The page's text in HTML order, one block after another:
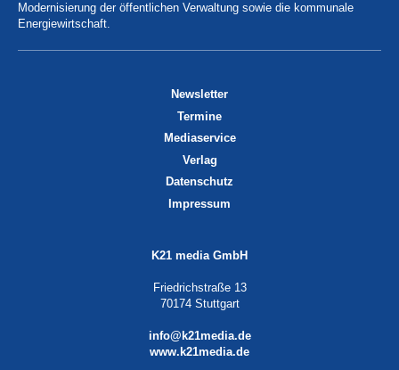
Modernisierung der öffentlichen Verwaltung sowie die kommunale
Energiewirtschaft.
Newsletter
Termine
Mediaservice
Verlag
Datenschutz
Impressum
K21 media GmbH
Friedrichstraße 13
70174 Stuttgart
info@k21media.de
www.k21media.de